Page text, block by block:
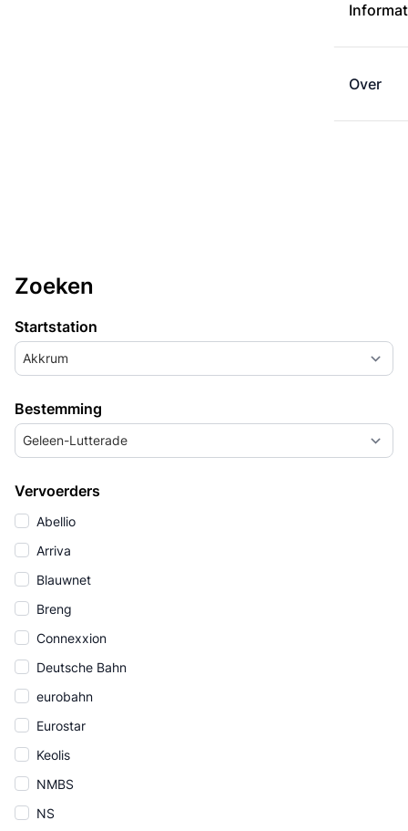
Over
Zoeken
Startstation
Akkrum
Bestemming
Geleen-Lutterade
Vervoerders
Abellio
Arriva
Blauwnet
Breng
Connexxion
Deutsche Bahn
eurobahn
Eurostar
Keolis
NMBS
NS